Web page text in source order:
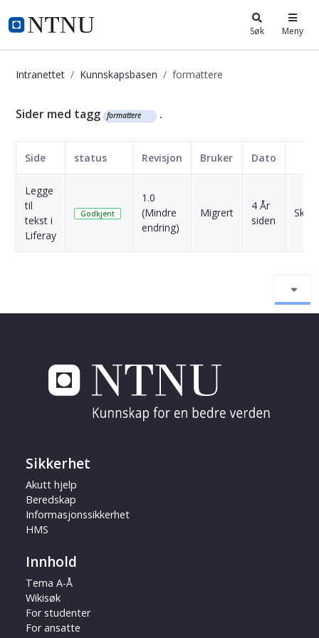
i.ntnu.no Søk Meny
Intranettet Kunnskapsbasen formattere
Kunnskapsbasen
Sider med tagg formattere .
Side status Revisjon Bruker Dato
Legge
til
tekst i
Liferay
Godkjent
1.0
(Mindre
endring)
Migrert
4 År
siden
Skriv
Sikkerhet
Akutt hjelp
Beredskap
Informasjonssikkerhet
HMS
Innhold
Tema A-Å
Wikisøk
For studenter
For ansatte